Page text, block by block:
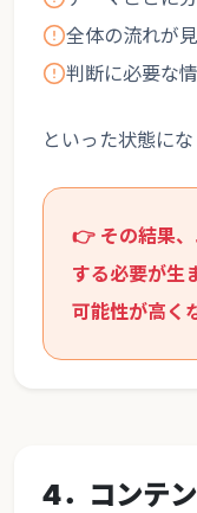
全体の流れが
判断に必要な
といった状態にな
👉 その結果
する必要が生
可能性が高く
4．コンテ